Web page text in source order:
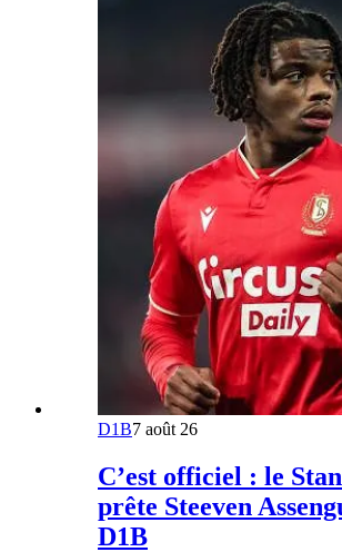
D1B7 août 26
C’est officiel : le
prête Steeven
D1B